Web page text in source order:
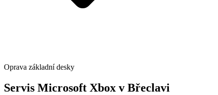
Oprava základní desky
Servis Microsoft Xbox v Břeclavi